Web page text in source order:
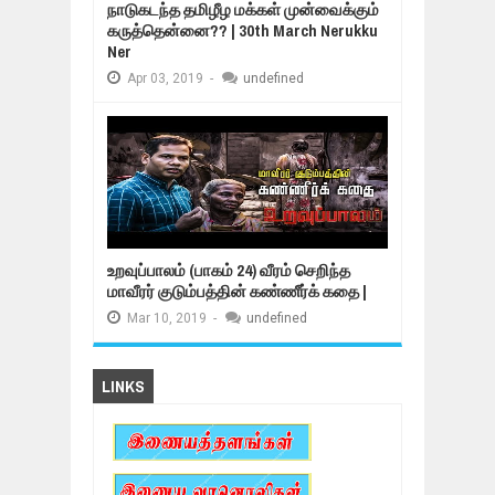
நாடுகடந்த தமிழீழ மக்கள் முன்வைக்கும்
கருத்தென்னை?? | 30th March Nerukku
Ner
Apr 03, 2019 - undefined
உறவுப்பாலம் (பாகம் 24) வீரம் செறிந்த
மாவீரர் குடும்பத்தின் கண்ணீர்க் கதை |
Mar 10, 2019 - undefined
LINKS